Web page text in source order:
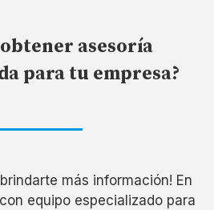
asesoría
para tu empresa?
más información! En
equipo especializado para